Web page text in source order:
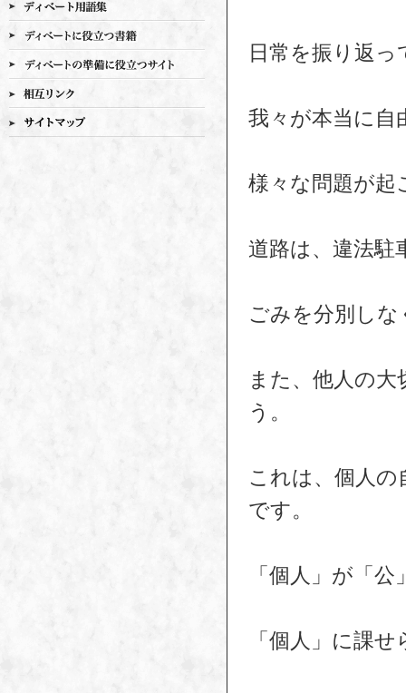
日常を振り返っ
我々が本当に自
様々な問題が起
道路は、違法
ごみを分別し
また、他人の
う。
これは、個人
です。
「個人」が「
「個人」に課